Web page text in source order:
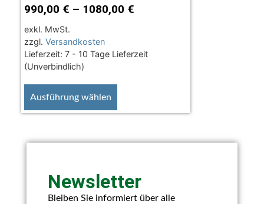
990,00 € – 1080,00 €
exkl. MwSt.
zzgl. Versandkosten
Lieferzeit: 7 - 10 Tage Lieferzeit
(Unverbindlich)
Ausführung wählen
Newsletter
Bleiben Sie informiert über alle